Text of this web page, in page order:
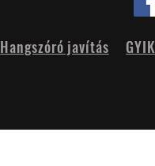
Hangszóró javítás GYIK